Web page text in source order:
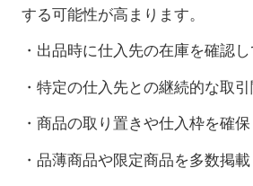
する可能性が高まります。
・出品時に仕入先の在庫を確認
・特定の仕入先との継続的な取
・商品の取り置きや仕入枠を確
・品薄商品や限定商品を多数掲